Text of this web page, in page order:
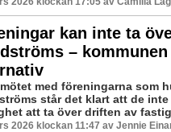
kan inte ta
–
med föreningarna som
står det klart att de
att ta över driften av
2026 klockan 11:47 av Jennie